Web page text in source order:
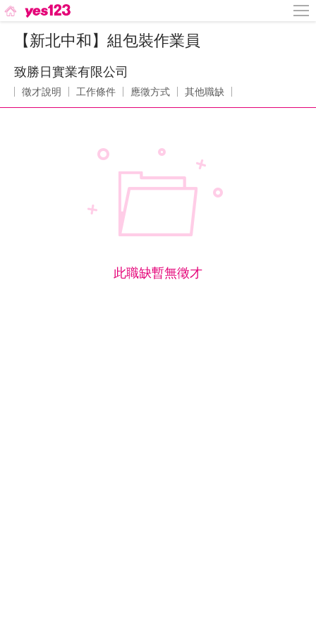
【新北中和】組包裝作業員
致勝日實業有限公司
徵才說明 工作條件 應徵方式 其他職缺
此職缺暫無徵才